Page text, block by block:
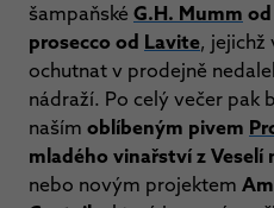
šampaňské G.H. Mumm od
prosecco od Lavite, jejichž
ochutnat v prodejně
nádraží. Po celý večer pak
naším oblíbeným pivem
mladého vinařství z Veselí
nebo novým projektem